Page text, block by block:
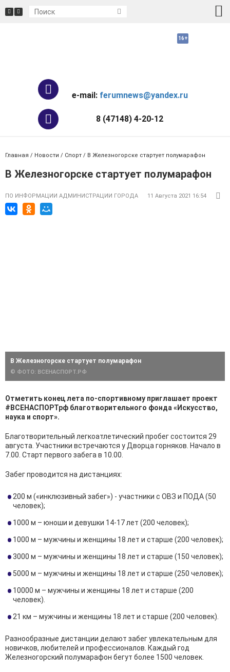
e-mail: ferumnews@yandex.ru
8 (47148) 4-20-12
Главная / Новости / Спорт / В Железногорске стартует полумарафон
В Железногорске стартует полумарафон
ПО ИНФОРМАЦИИ АДМИНИСТРАЦИИ ГОРОДА 11 Августа 2021 16:54
В Железногорске стартует полумарафон
© ФОТО: ВСЕНАСПОРТ.РФ
Отметить конец лета по-спортивному приглашает проект
#ВСЕНАСПОРТрф благотворительного фонда «Искусство,
наука и спорт».
Благотворительный легкоатлетический пробег состоится 29
августа. Участники встречаются у Дворца горняков. Начало в
7.00. Старт первого забега в 10.00.
Забег проводится на дистанциях:
200 м («инклюзивный забег») - участники с ОВЗ и ПОДА (50
человек);
1000 м – юноши и девушки 14-17 лет (200 человек);
1000 м – мужчины и женщины 18 лет и старше (200 человек);
3000 м – мужчины и женщины 18 лет и старше (150 человек);
5000 м – мужчины и женщины 18 лет и старше (250 человек);
10000 м – мужчины и женщины 18 лет и старше (200
человек).
21 км – мужчины и женщины 18 лет и старше (200 человек).
Разнообразные дистанции делают забег увлекательным для
новичков, любителей и профессионалов. Каждый год
Железногорский полумарафон бегут более 1500 человек.